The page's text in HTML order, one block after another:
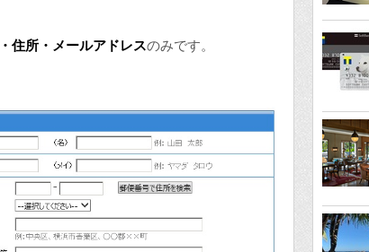
住所・メールアドレスのみです。